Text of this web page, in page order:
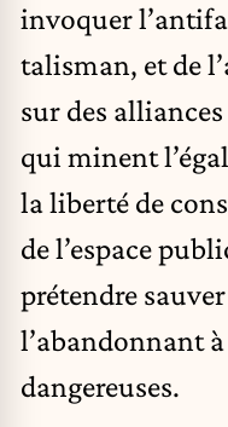
invoquer
talisman, et de
sur des
qui minent
la liberté de
de l’espace
prétendre
l’abandonnant
dangereuses.